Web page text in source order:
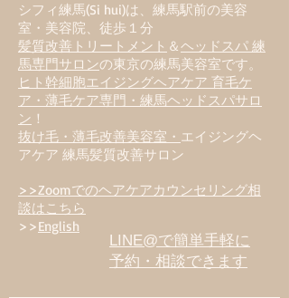
シフィ練馬(Si hui)は、 練馬駅前の美容
室・美容院、徒歩１分
髪質改善トリートメント ＆ヘッドスパ 練
馬専門サロンの東京の練馬美容室です。
ヒト幹細胞エイジングヘアケア 育毛ケ
ア・薄毛ケア専門・練馬ヘッドスパサロ
ン ！
抜け毛・薄毛改善美容室・ エイジングヘ
アケア 練馬髪質改善サロン
>>Zoomでのヘアケアカウンセリング相
談はこちら
>>English
LINE@で簡単手軽に
予約・相談できます